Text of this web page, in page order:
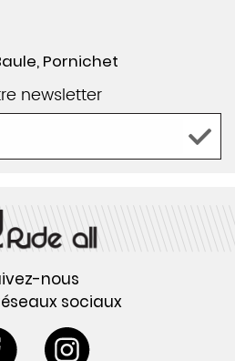
Pornichet
newsletter
nous
sociaux